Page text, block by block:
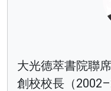
大光德萃書院聯
創校校長（